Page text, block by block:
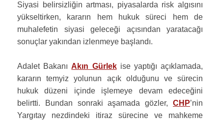
Siyasi belirsizliğin artması, piyasalarda risk algısını
yükseltirken, kararın hem hukuk süreci hem de
muhalefetin siyasi geleceği açısından yaratacağı
sonuçlar yakından izlenmeye başlandı.
Adalet BakanıAkın Gürlekise yaptığı açıklamada,
kararın temyiz yolunun açık olduğunu ve sürecin
hukuk düzeni içinde işlemeye devam edeceğini
belirtti. Bundan sonraki aşamada gözler, CHP’nin
Yargıtay nezdindeki itiraz sürecine ve mahkeme